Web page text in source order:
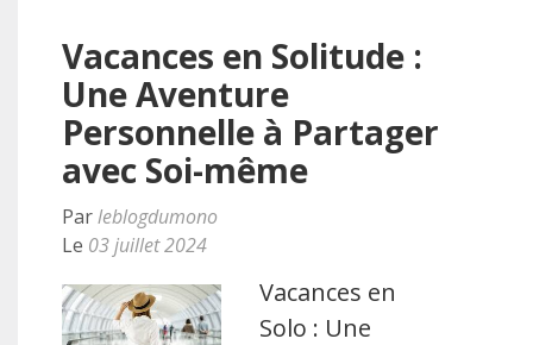
Vacances en Solitude :
Une Aventure
Personnelle à Partager
avec Soi-même
Parleblogdumono
Le 03 juillet 2024
Vacances en
Solo : Une